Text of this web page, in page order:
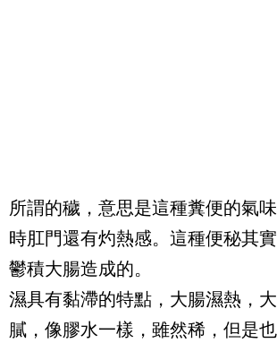
所謂的穢，意思是這種糞便的氣
時肛門還有灼熱感。這種便秘其
鬱積大腸造成的。
濕具有黏滯的特點，大腸濕熱，
膩，像膠水一樣，雖然稀，但是